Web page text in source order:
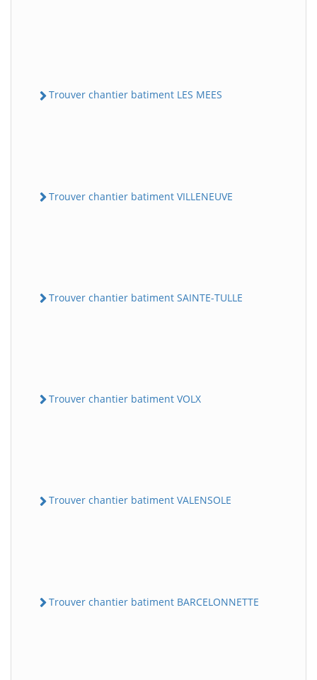
Trouver chantier batiment LES MEES
Trouver chantier batiment VILLENEUVE
Trouver chantier batiment SAINTE-TULLE
Trouver chantier batiment VOLX
Trouver chantier batiment VALENSOLE
Trouver chantier batiment BARCELONNETTE